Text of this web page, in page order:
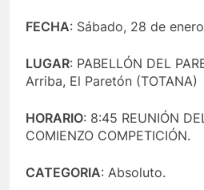
FECHA: Sábado, 28 de
LUGAR: PABELLÓN DEL
Arriba, El Paretón (TOTANA)
HORARIO: 8:45 REUNIÓN
COMIENZO COMPETICIÓN.
CATEGORIA: Absoluto.